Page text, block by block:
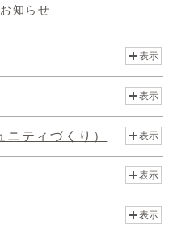
知らせ
表示
表示
ティづくり） 表示
表示
表示